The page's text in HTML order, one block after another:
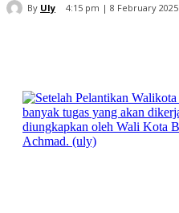
By Uly 4:15 pm | 8 February 2025